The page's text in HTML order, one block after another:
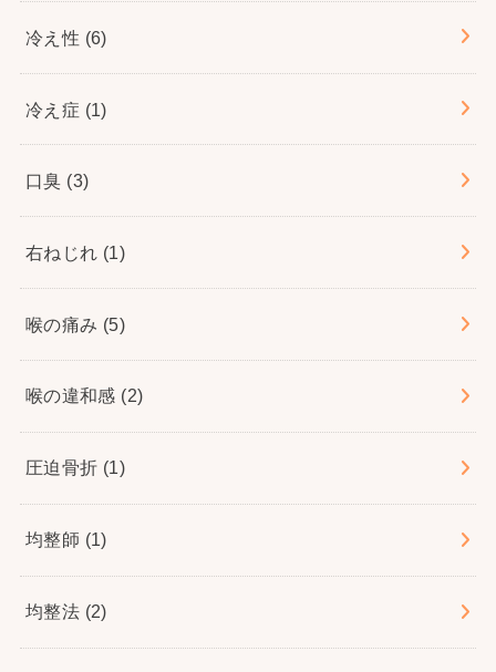
冷え性 (6)
冷え症 (1)
口臭 (3)
右ねじれ (1)
喉の痛み (5)
喉の違和感 (2)
圧迫骨折 (1)
均整師 (1)
均整法 (2)